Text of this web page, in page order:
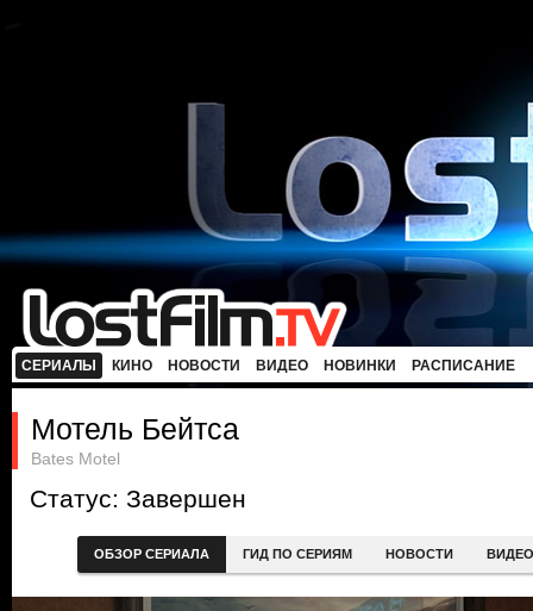
СЕРИАЛЫ КИНО НОВОСТИ ВИДЕО НОВИНКИ РАСПИСАНИЕ
Мотель Бейтса
Bates Motel
Статус: Завершен
ОБЗОР СЕРИАЛА ГИД ПО СЕРИЯМ НОВОСТИ ВИДЕО